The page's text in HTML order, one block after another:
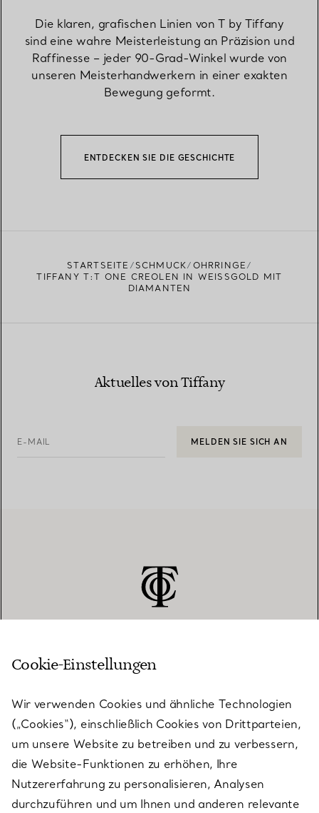
Die klaren, grafischen Linien von T by Tiffany
sind eine wahre Meisterleistung an Präzision und
Raffinesse – jeder 90-Grad-Winkel wurde von
unseren Meisterhandwerkern in einer exakten
Bewegung geformt.
ENTDECKEN SIE DIE GESCHICHTE
STARTSEITE SCHMUCK
OHRRINGE
TIFFANY T:T ONE CREOLEN IN WEISSGOLD MIT D
IAMANTEN
Aktuelles von Tiffany
E-MAIL MELDEN SIE SICH AN
KUNDENSERVICE
SERVICES
ÜBER TIFFANY & CO.
Cookie-Einstellungen
Wir verwenden Cookies und ähnliche Technologien
(„Cookies“), einschließlich Cookies von Drittparteien,
um unsere Website zu betreiben und zu verbessern,
die Website-Funktionen zu erhöhen, Ihre
Nutzererfahrung zu personalisieren, Analysen
durchzuführen und um Ihnen und anderen relevante